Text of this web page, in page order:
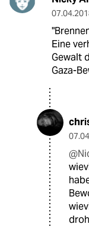
Eine
Gewalt
Gaza-